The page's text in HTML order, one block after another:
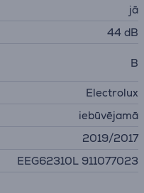
jā
44 dB
B
Electrolux
iebūvējamā
2019/2017
EEG62310L 911077023